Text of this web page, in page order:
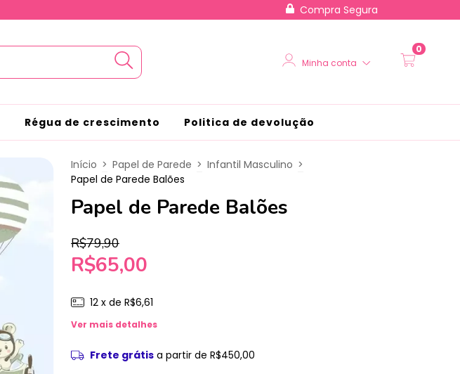
Compra Segura
Minha conta
0
Régua de crescimento Politica de devolução
Início > Papel de Parede > Infantil Masculino >
Papel de Parede Balões
Papel de Parede Balões
R$79,90
R$65,00
12 x de R$6,61
Ver mais detalhes
Frete grátis a partir de R$450,00